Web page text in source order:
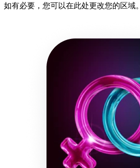
如有必要，您可以在此处更改您的区域。